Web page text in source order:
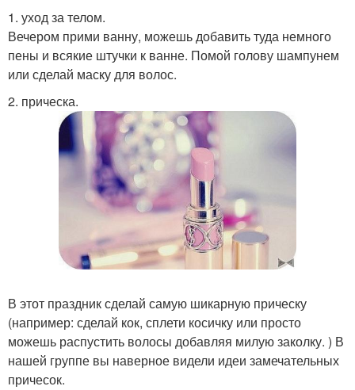
1. уход за телом.
Вечером прими ванну, можешь добавить туда немного
пены и всякие штучки к ванне. Помой голову шампунем
или сделай маску для волос.
2. прическа.
В этот праздник сделай самую шикарную прическу
(например: сделай кок, сплети косичку или просто
можешь распустить волосы добавляя милую заколку. ) В
нашей группе вы наверное видели идеи замечательных
причесок.